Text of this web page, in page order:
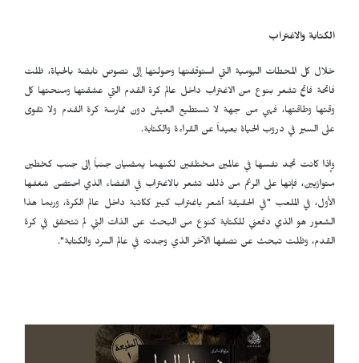
الكتابة والاغتراب
خلال كل المحطات اليومية التي استوقفتها وحولتها إلى نصوص نابضة بالحياة، ظلت
فاتحة فاتح تشعر بنوع من الاغتراب داخل عالم كرة القدم التي عشقتها ومنحتها كل
وقتها وطاقتها، فهي من جهة لا تستطيع العيش دون ممارسة كرة القدم ولا تقوى
على السير في دروب الحياة بعيداً عن القراءة والكتابة‫.
وإذا كانت تجد نفسها في عالمين مختلفين لكنهما يمضيان جنباً إلى جنب كخطين
متوازيين، فإنها على الرغم من ذلك تشعر بالاغتراب في الفضاء الذي احتضن شغفها
الأول‫، في الملعب ‫"في الحقيقة أشعر باغتراب كبير ككاتبة داخل عالم الكرة، وربما هذا
الشعور هو الذي دفعني للكتابة كنوع من البحث عن الذات التي لم تتحقق في كرة
القدم، وظلت تبحث عن نصفها الآخر الذي وجدته في عالم السرد والكتابة‫".